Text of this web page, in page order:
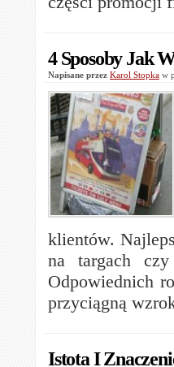
4 Sposoby Jak
Napisane przez Karol Stopka w
klientów.
na targach
Odpowiednich
przyciągną
Istota I